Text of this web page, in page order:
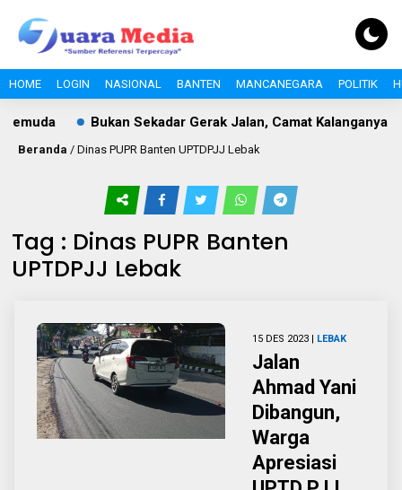
HOME LOGIN NASIONAL BANTEN MANCANEGARA POLITIK
Bukan Sekadar Gerak Jalan, Camat Kalanganyar
Beranda / Dinas PUPR Banten UPTDPJJ Lebak
Tag : Dinas PUPR Banten
UPTDPJJ Lebak
15 DES 2023 | LEBAK
Jalan
Ahmad Yani
Dibangun,
Warga
Apresiasi